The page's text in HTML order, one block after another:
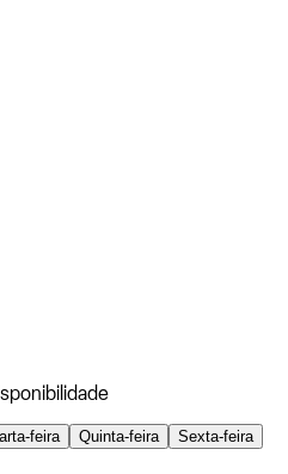
feira Quinta-feira
Sexta-feira